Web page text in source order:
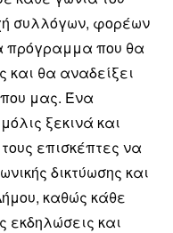
συλλόγων, φορέων
πρόγραμμα που θα
και θα αναδείξει
μας. Ένα
ξεκινά και
επισκέπτες να
δικτύωσης και
καθώς κάθε
εκδηλώσεις και